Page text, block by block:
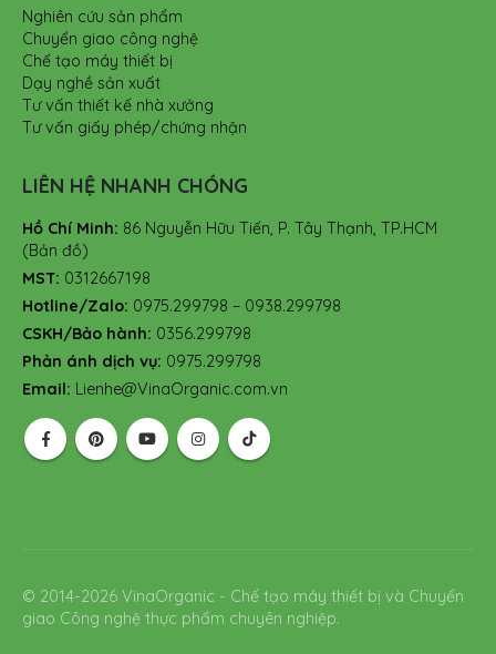
Nghiên cứu sản phẩm
Chuyển giao công nghệ
Chế tạo máy thiết bị
Dạy nghề sản xuất
Tư vấn thiết kế nhà xưởng
Tư vấn giấy phép/chứng nhận
LIÊN HỆ NHANH CHÓNG
Hồ Chí Minh: 86 Nguyễn Hữu Tiến, P. Tây Thạnh, TP.HCM
(Bản đồ)
MST: 0312667198
Hotline/Zalo: 0975.299798 – 0938.299798
CSKH/Bảo hành: 0356.299798
Phản ánh dịch vụ: 0975.299798
Email: Lienhe@VinaOrganic.com.vn
© 2014-2026 VinaOrganic - Chế tạo máy thiết bị và Chuyển
giao Công nghệ thực phẩm chuyên nghiệp.